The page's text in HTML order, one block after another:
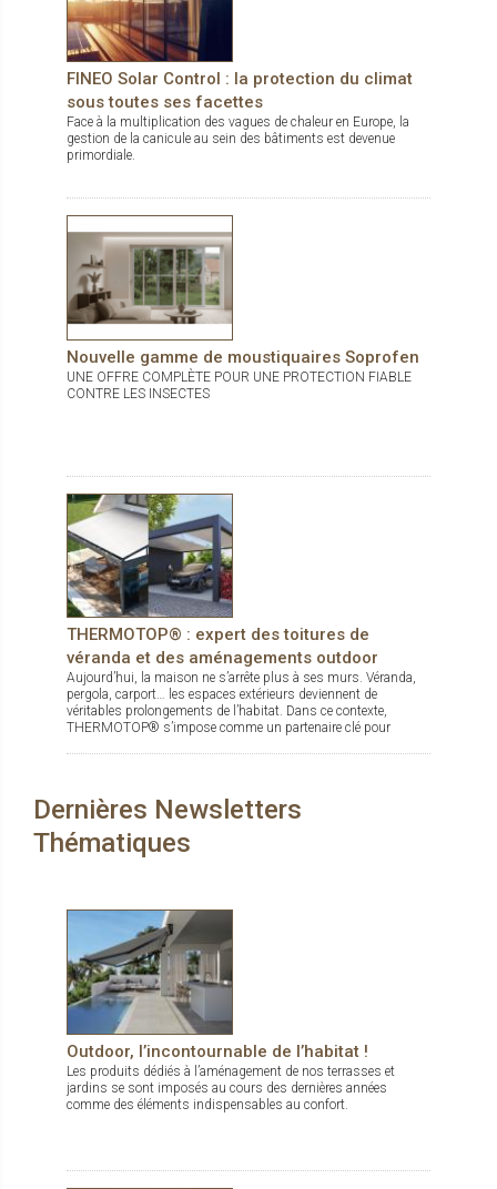
FINEO Solar Control : la protection du climat
sous toutes ses facettes
Face à la multiplication des vagues de chaleur en Europe, la
gestion de la canicule au sein des bâtiments est devenue
primordiale.
Nouvelle gamme de moustiquaires Soprofen
UNE OFFRE COMPLÈTE POUR UNE PROTECTION FIABLE
CONTRE LES INSECTES
THERMOTOP® : expert des toitures de
véranda et des aménagements outdoor
Aujourd’hui, la maison ne s’arrête plus à ses murs. Véranda,
pergola, carport… les espaces extérieurs deviennent de
véritables prolongements de l’habitat. Dans ce contexte,
THERMOTOP® s’impose comme un partenaire clé pour
Dernières Newsletters
Thématiques
Outdoor, l’incontournable de l’habitat !
Les produits dédiés à l’aménagement de nos terrasses et
jardins se sont imposés au cours des dernières années
comme des éléments indispensables au confort.